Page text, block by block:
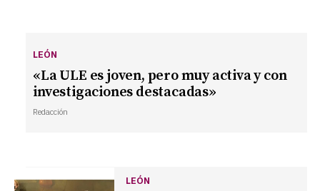
LEÓN
«La ULE es joven, pero muy activa y con
investigaciones destacadas»
Redacción
LEÓN